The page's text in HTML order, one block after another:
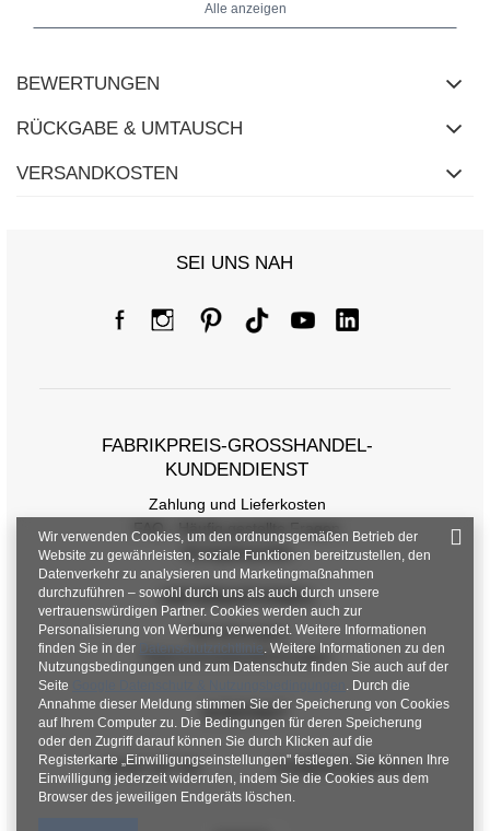
den Achseln - 36 cm, Gesamtlänge - 58 cm,
(ab Naht), Hüftbreite - 33 cm.
Alle anzeigen
BEWERTUNGEN
RÜCKGABE & UMTAUSCH
VERSANDKOSTEN
SEI UNS NAH
FABRIKPREIS-GROSSHANDEL-K
UNDENDIENST
Zahlung und Lieferkosten
FAQ - Häufig gestellte Fragen
Rückgabepolitik
INFORMATIONEN
Verordnungen
Datenschutzbestimmungen
KONTAKT
+48 601 547 740 hurt@factoryprice.eu
Wir verwenden Cookies, um den ordnungsgemäßen Betrieb der
Website zu gewährleisten, soziale Funktionen bereitzustellen, den
Datenverkehr zu analysieren und Marketingmaßnahmen
durchzuführen – sowohl durch uns als auch durch unsere
vertrauenswürdigen Partner. Cookies werden auch zur
Personalisierung von Werbung verwendet. Weitere Informationen
finden Sie in der
Datenschutzrichtlinie. Weitere Informationen zu den
Nutzungsbedingungen und zum Datenschutz finden Sie auch auf der
Seite
. Durch die
Annahme dieser Meldung stimmen Sie der Speicherung von Cookies
auf Ihrem Computer zu. Die Bedingungen für deren Speicherung
oder den Zugriff darauf können Sie durch Klicken auf die
Registerkarte „Einwilligungseinstellungen" festlegen. Sie können Ihre
Einwilligung jederzeit widerrufen, indem Sie die Cookies aus dem
Browser des jeweiligen Endgeräts löschen.